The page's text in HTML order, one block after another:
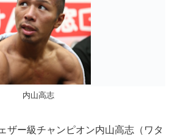
内山高志
ザー級チャンピオン内山高志（ワタ